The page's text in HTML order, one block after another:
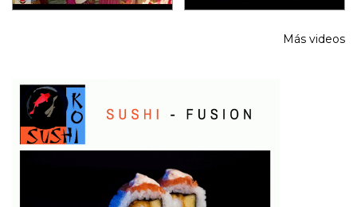
Más videos